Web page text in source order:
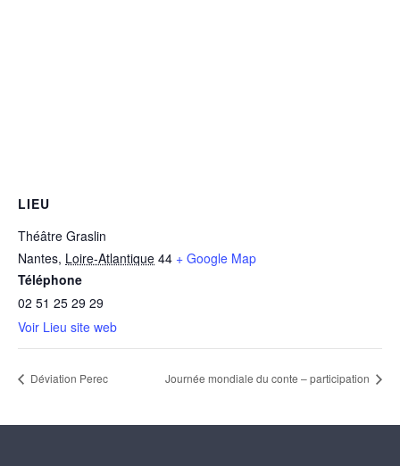
LIEU
Théâtre Graslin
Nantes, Loire-Atlantique 44 + Google Map
Téléphone
02 51 25 29 29
Voir Lieu site web
Déviation Perec Journée mondiale du conte – participation